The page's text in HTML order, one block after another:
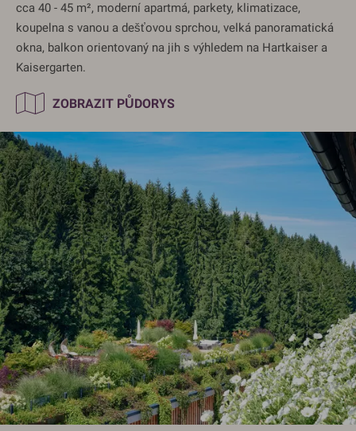
cca 40 - 45 m², moderní apartmá, parkety, klimatizace,
koupelna s vanou a dešťovou sprchou, velká panoramatická
okna, balkon orientovaný na jih s výhledem na Hartkaiser a
Kaisergarten.
ZOBRAZIT PŮDORYS